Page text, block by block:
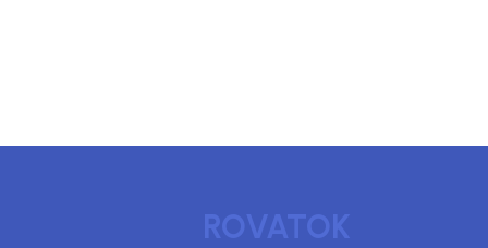
ROVATOK